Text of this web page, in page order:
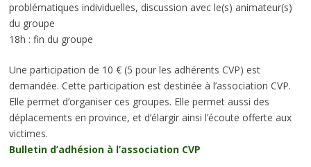
problématiques individuelles, discussion avec le(s) animateur(s)
du groupe
18h : fin du groupe
Une participation de 10 € (5 pour les adhérents CVP) est
demandée. Cette participation est destinée à l’association CVP.
Elle permet d’organiser ces groupes. Elle permet aussi des
déplacements en province, et d’élargir ainsi l’écoute offerte aux
victimes.
Bulletin d’adhésion à l’association CVP